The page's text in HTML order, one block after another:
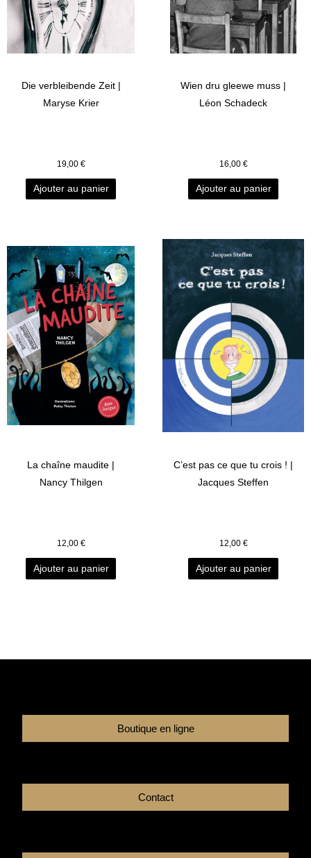
Die verbleibende Zeit |
Maryse Krier
19,00 €
Ajouter au panier
Wien dru gleewe muss |
Léon Schadeck
16,00 €
Ajouter au panier
La chaîne maudite |
Nancy Thilgen
12,00 €
Ajouter au panier
C’est pas ce que tu crois ! |
Jacques Steffen
12,00 €
Ajouter au panier
Boutique en ligne
Contact